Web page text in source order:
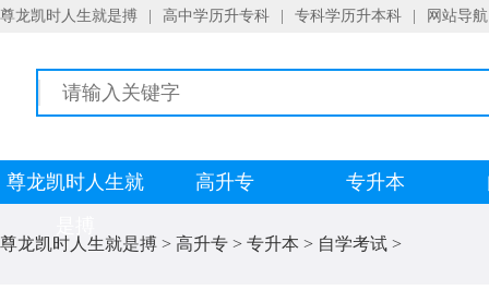
尊龙凯时人生就是搏 高中学历升专科 专科学历升本科 网站导航
尊龙凯时人生就
高升专 专升本
尊龙凯时人生就是搏 > 高升专 > 专升本 > 自学考试 >